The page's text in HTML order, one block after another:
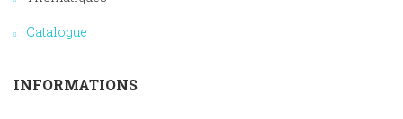
Catalogue
INFORMATIONS